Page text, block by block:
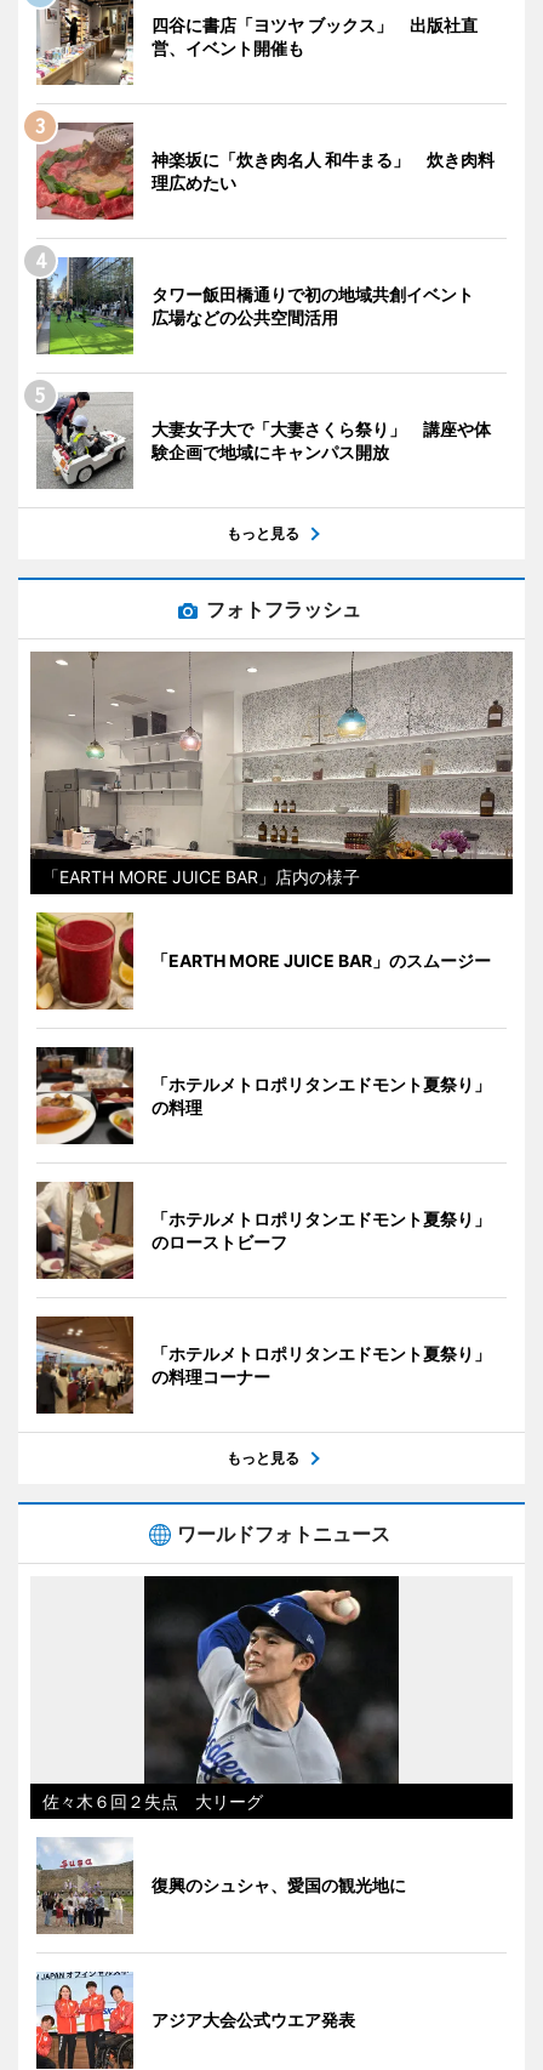
四谷に書店「ヨツヤ ブックス」 出版社直
営、イベント開催も
神楽坂に「炊き肉名人 和牛まる」 炊き肉料
理広めたい
タワー飯田橋通りで初の地域共創イベント
広場などの公共空間活用
大妻女子大で「大妻さくら祭り」 講座や体
験企画で地域にキャンパス開放
もっと見る
フォトフラッシュ
「EARTH MORE JUICE BAR」店内の様子
「EARTH MORE JUICE BAR」のスムージー
「ホテルメトロポリタンエドモント夏祭り」
の料理
「ホテルメトロポリタンエドモント夏祭り」
のローストビーフ
「ホテルメトロポリタンエドモント夏祭り」
の料理コーナー
もっと見る
ワールドフォトニュース
佐々木６回２失点 大リーグ
復興のシュシャ、愛国の観光地に
アジア大会公式ウエア発表